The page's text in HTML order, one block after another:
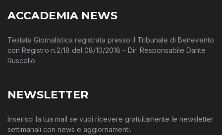
ACCADEMIA NEWS
Testata Giornalistica registrata presso il Tribunale di Benevento
con Registro n.2/18 del 08/10/2018 – Dir. Responsabile Dante
Ruscello.
NEWSLETTER
Inserisci la tua mail se vuoi ricevere gratuitamente le newsletter
settimanali con news e aggiornamenti.